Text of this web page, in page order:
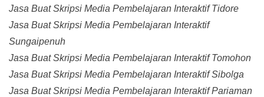
Jasa Buat Skripsi Media Pembelajaran Interaktif Tidore
Jasa Buat Skripsi Media Pembelajaran Interaktif
Sungaipenuh
Jasa Buat Skripsi Media Pembelajaran Interaktif Tomohon
Jasa Buat Skripsi Media Pembelajaran Interaktif Sibolga
Jasa Buat Skripsi Media Pembelajaran Interaktif Pariaman